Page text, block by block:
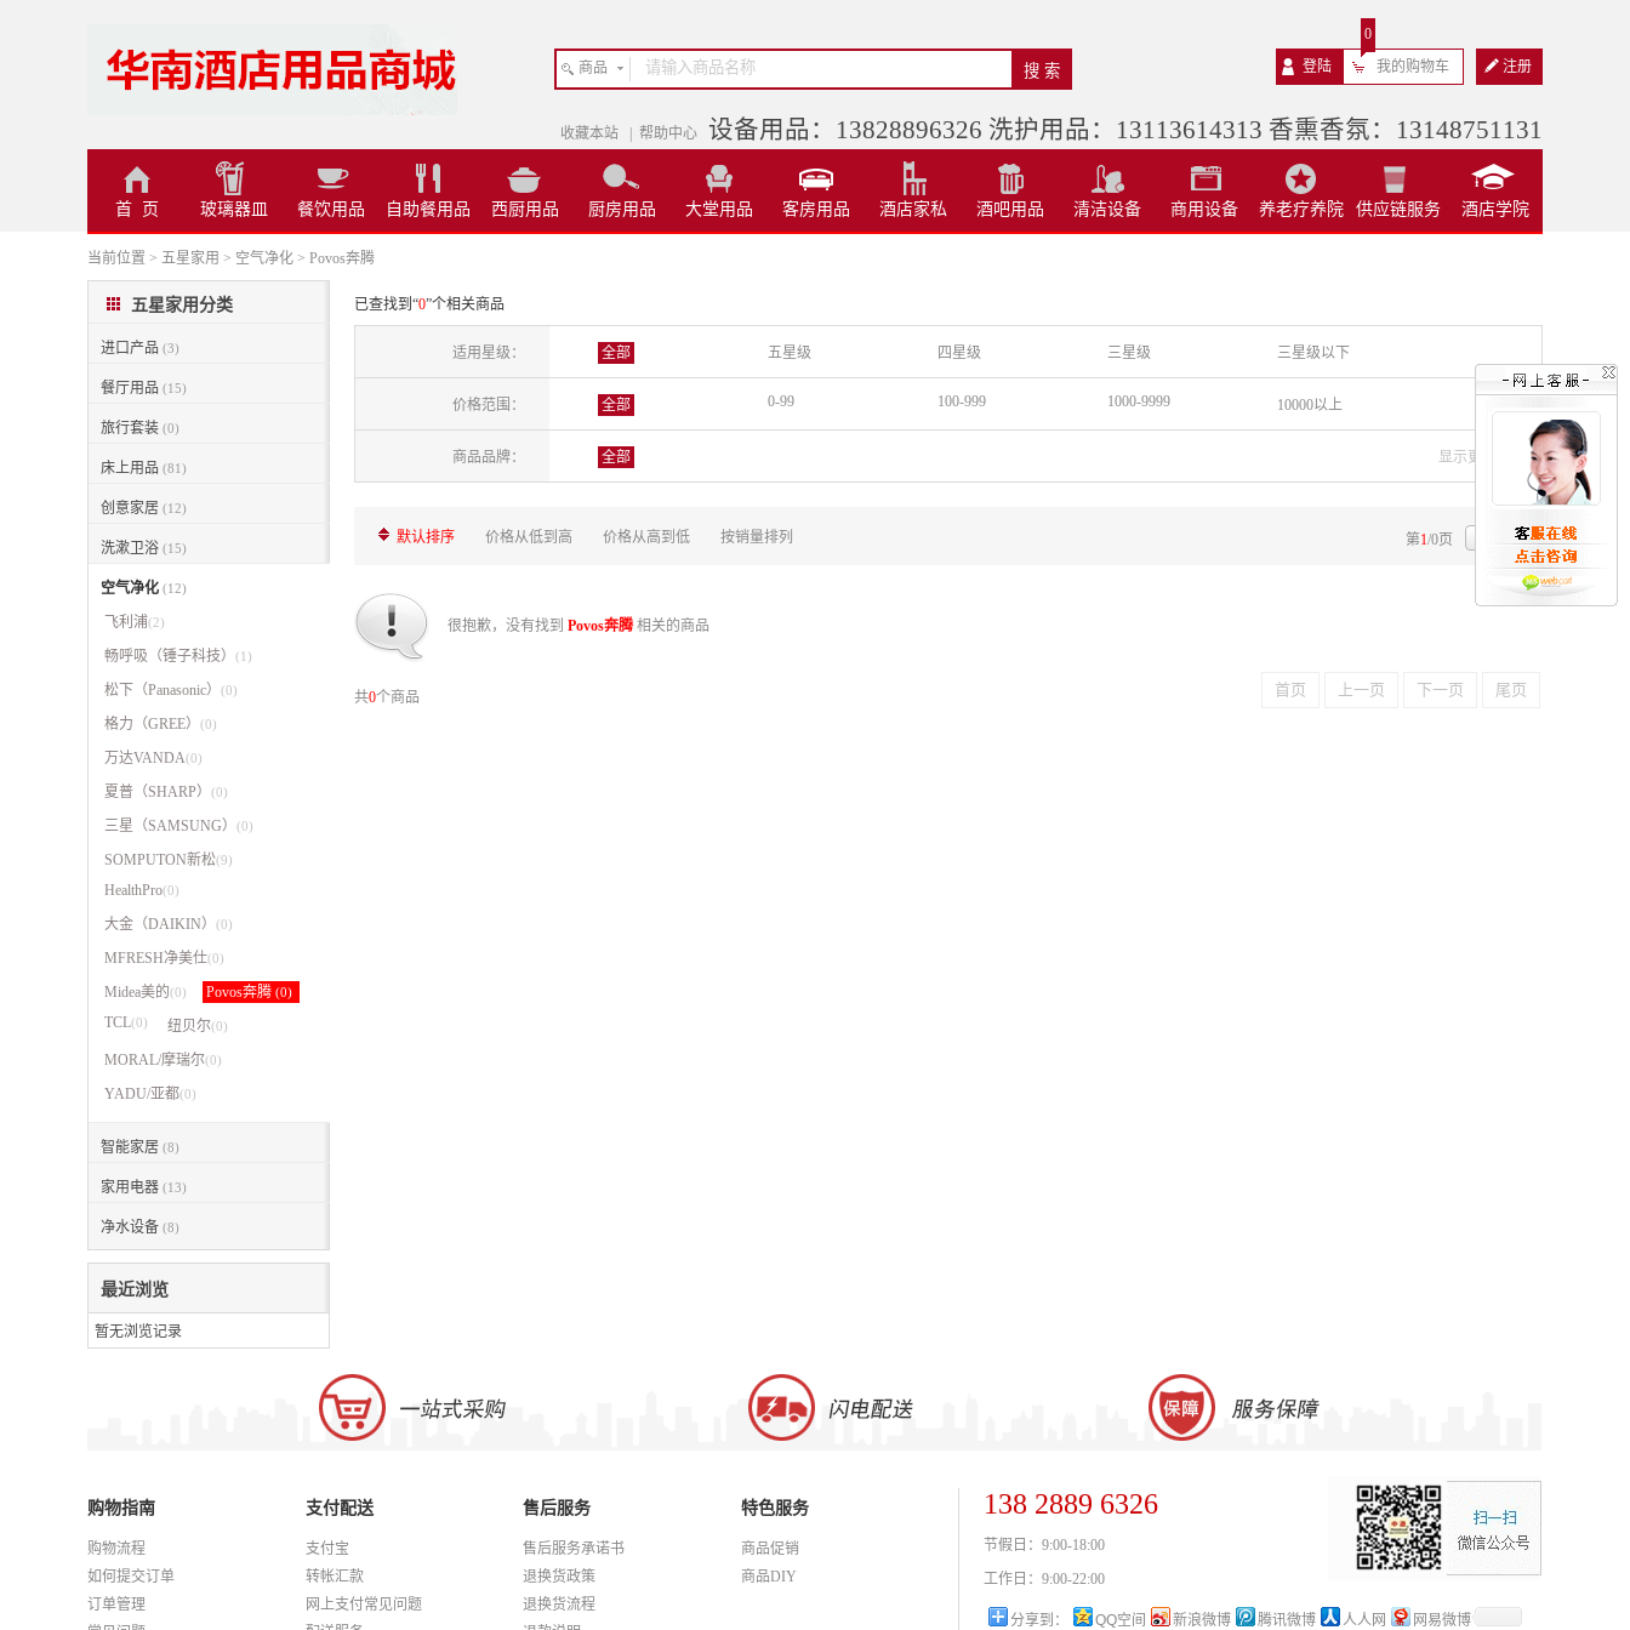
商品 登陆 我的购物车
0
注册
收藏本站 帮助中心 设备用品：13828896326 洗护用品：13113614313 香熏香氛：13148751131
首 页 玻璃器皿 餐饮用品 自助餐用品 西厨用品 厨房用品 大堂用品 客房用品 酒店家私 酒吧用品 清洁设备 商用设备 养老疗养院 供应链服务 酒店学院
当前位置 > 五星家用 > 空气净化 > Povos奔腾
已查找到“0”个相关商品
适用星级： 全部 五星级 四星级 三星级 三星级以下
价格范围： 全部 0-99 100-999 1000-9999 10000以上
显示更多品牌>
商品品牌： 全部
第1/0页
默认排序 价格从低到高 价格从高到低 按销量排列
很抱歉，没有找到 Povos奔腾 相关的商品
共0个商品 首页 上一页 下一页 尾页
五星家用分类
进口产品 (3)
餐厅用品 (15)
旅行套装 (0)
床上用品 (81)
创意家居 (12)
洗漱卫浴 (15)
空气净化 (12)
飞利浦(2)
畅呼吸（锤子科技） (1)
松下（Panasonic） (0)
格力（GREE） (0)
万达VANDA(0)
夏普（SHARP） (0)
三星（SAMSUNG） (0)
SOMPUTON新松(9)
HealthPro(0)
大金（DAIKIN） (0)
MFRESH净美仕(0)
Midea美的(0) Povos奔腾 (0)
TCL(0) 纽贝尔(0)
MORAL/摩瑞尔(0)
YADU/亚都(0)
智能家居 (8)
家用电器 (13)
净水设备 (8)
最近浏览
暂无浏览记录
购物指南
购物流程
如何提交订单
订单管理
支付配送
支付宝
转帐汇款
网上支付常见问题
售后服务
售后服务承诺书
退换货政策
退换货流程
特色服务
商品促销
商品DIY
138 2889 6326
节假日：9:00-18:00
工作日：9:00-22:00
分享到： QQ空间 新浪微博 腾讯微博 人人网 网易微博